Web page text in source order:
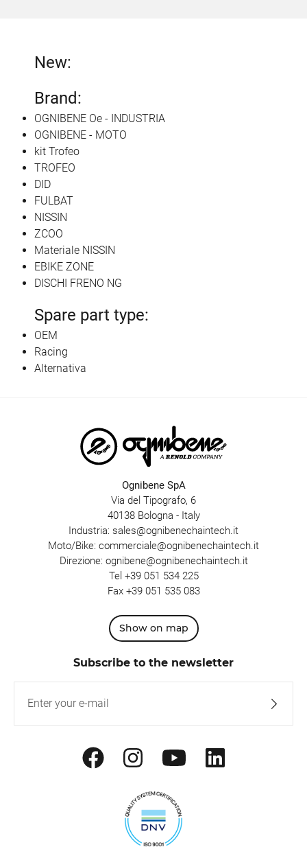
New:
Brand:
OGNIBENE Oe - INDUSTRIA
OGNIBENE - MOTO
kit Trofeo
TROFEO
DID
FULBAT
NISSIN
ZCOO
Materiale NISSIN
EBIKE ZONE
DISCHI FRENO NG
Spare part type:
OEM
Racing
Alternativa
Ognibene SpA
Via del Tipografo, 6
40138 Bologna - Italy
Industria: sales@ognibenechaintech.it
Moto/Bike: commerciale@ognibenechaintech.it
Direzione: ognibene@ognibenechaintech.it
Tel +39 051 534 225
Fax +39 051 535 083
Show on map
Subscribe to the newsletter